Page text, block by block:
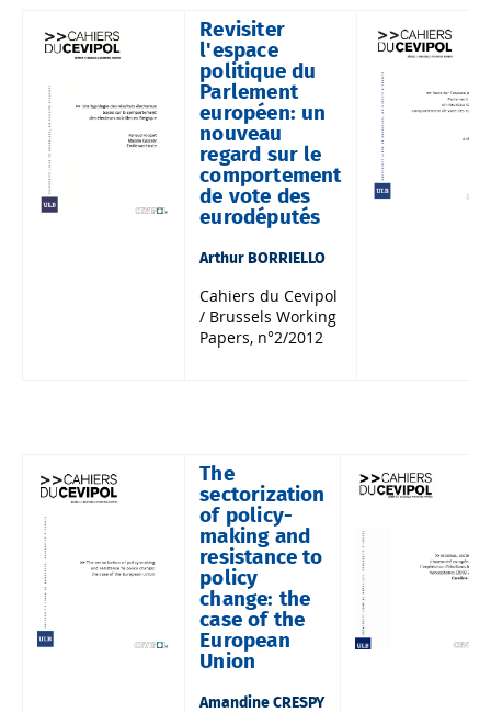
Revisiter
l'espace
politique du
Parlement
européen: un
nouveau
regard sur le
comportement
de vote des
eurodéputés
Arthur BORRIELLO
Cahiers du Cevipol
/ Brussels Working
Papers, n°2/2012
The
sectorization
of policy-
making and
resistance to
policy
change: the
case of the
European
Union
Amandine CRESPY